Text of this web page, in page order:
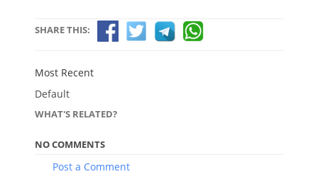
SHARE THIS:
Most Recent
Default
WHAT'S RELATED?
NO COMMENTS
Post a Comment